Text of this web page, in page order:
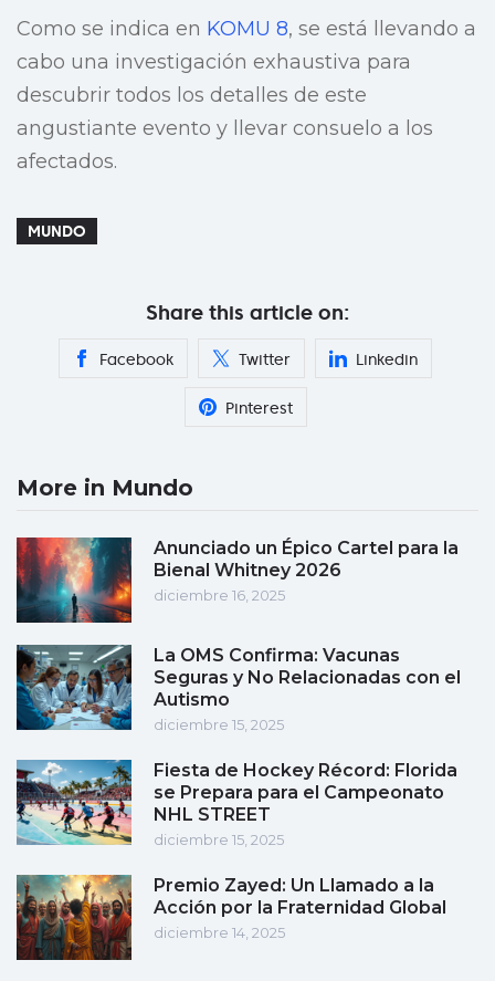
Como se indica en KOMU 8, se está llevando a
cabo una investigación exhaustiva para
descubrir todos los detalles de este
angustiante evento y llevar consuelo a los
afectados.
MUNDO
Share this article on:
Facebook Twitter Linkedin
Pinterest
More in Mundo
Anunciado un Épico Cartel para la
Bienal Whitney 2026
diciembre 16, 2025
La OMS Confirma: Vacunas
Seguras y No Relacionadas con el
Autismo
diciembre 15, 2025
Fiesta de Hockey Récord: Florida
se Prepara para el Campeonato
NHL STREET
diciembre 15, 2025
Premio Zayed: Un Llamado a la
Acción por la Fraternidad Global
diciembre 14, 2025